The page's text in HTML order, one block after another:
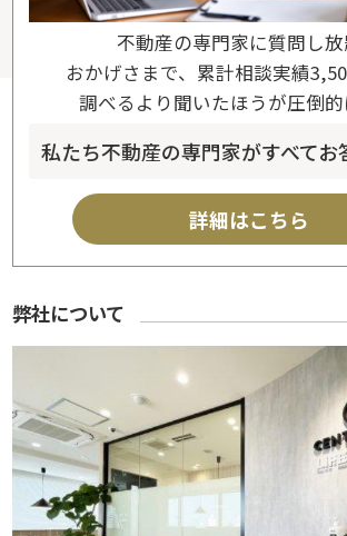
不動産の専門家に質問し放
おかげさまで、累計相談実績
調べるより聞いたほうが圧倒的
私たち不動産の専門家がすべてお
詳細はこちら
弊社について